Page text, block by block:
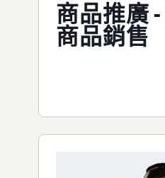
商品推廣
商品銷售